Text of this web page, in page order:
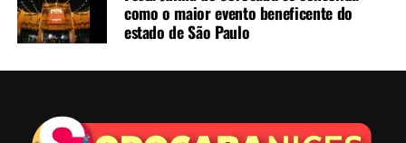
como o maior evento beneficente do
estado de São Paulo